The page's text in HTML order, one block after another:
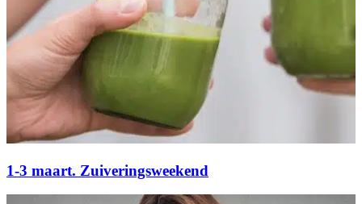
1-3 maart. Zuiveringsweekend